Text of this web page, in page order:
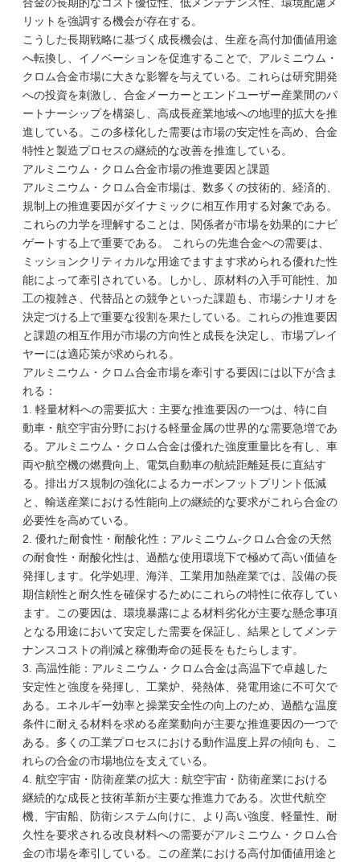
リットを強調する機会が存在する。
こうした長期戦略に基づく成長機会は、生産を高付加価値用途
へ転換し、イノベーションを促進することで、アルミニウム・
クロム合金市場に大きな影響を与えている。これらは研究開発
への投資を刺激し、合金メーカーとエンドユーザー産業間のパ
ートナーシップを構築し、高成長産業地域への地理的拡大を推
進している。この多様化した需要は市場の安定性を高め、合金
特性と製造プロセスの継続的な改善を推進している。
アルミニウム・クロム合金市場の推進要因と課題
アルミニウム・クロム合金市場は、数多くの技術的、経済的、
規制上の推進要因がダイナミックに相互作用する対象である。
これらの力学を理解することは、関係者が市場を効果的にナビ
ゲートする上で重要である。 これらの先進合金への需要は、
ミッションクリティカルな用途でますます求められる優れた性
能によって牽引されている。しかし、原材料の入手可能性、加
工の複雑さ、代替品との競争といった課題も、市場シナリオを
決定づける上で重要な役割を果たしている。これらの推進要因
と課題の相互作用が市場の方向性と成長を決定し、市場プレイ
ヤーには適応策が求められる。
アルミニウム・クロム合金市場を牽引する要因には以下が含ま
れる：
1. 軽量材料への需要拡大：主要な推進要因の一つは、特に自
動車・航空宇宙分野における軽量金属の世界的な需要急増であ
る。アルミニウム・クロム合金は優れた強度重量比を有し、車
両や航空機の燃費向上、電気自動車の航続距離延長に直結す
る。排出ガス規制の強化によるカーボンフットプリント低減
と、輸送産業における性能向上の継続的な要求がこれら合金の
必要性を高めている。
2. 優れた耐食性・耐酸化性：アルミニウム-クロム合金の天然
の耐食性・耐酸化性は、過酷な使用環境下で極めて高い価値を
発揮します。化学処理、海洋、工業用加熱産業では、設備の長
期信頼性と耐久性を確保するためにこれらの特性に依存してい
ます。この要因は、環境暴露による材料劣化が主要な懸念事項
となる用途において安定した需要を保証し、結果としてメンテ
ナンスコストの削減と稼働寿命の延長をもたらします。
3. 高温性能：アルミニウム・クロム合金は高温下で卓越した
安定性と強度を発揮し、工業炉、発熱体、発電用途に不可欠で
ある。エネルギー効率と操業安全性の向上のため、過酷な温度
条件に耐える材料を求める産業動向が主要な推進要因の一つで
ある。多くの工業プロセスにおける動作温度上昇の傾向も、こ
れらの合金の市場地位を支えている。
4. 航空宇宙・防衛産業の拡大：航空宇宙・防衛産業における
継続的な成長と技術革新が主要な推進力である。次世代航空
機、宇宙船、防衛システム向けに、より高い強度、軽量性、耐
久性を要求される改良材料への需要がアルミニウム・クロム合
金の市場を牽引している。この産業における高付加価値用途と